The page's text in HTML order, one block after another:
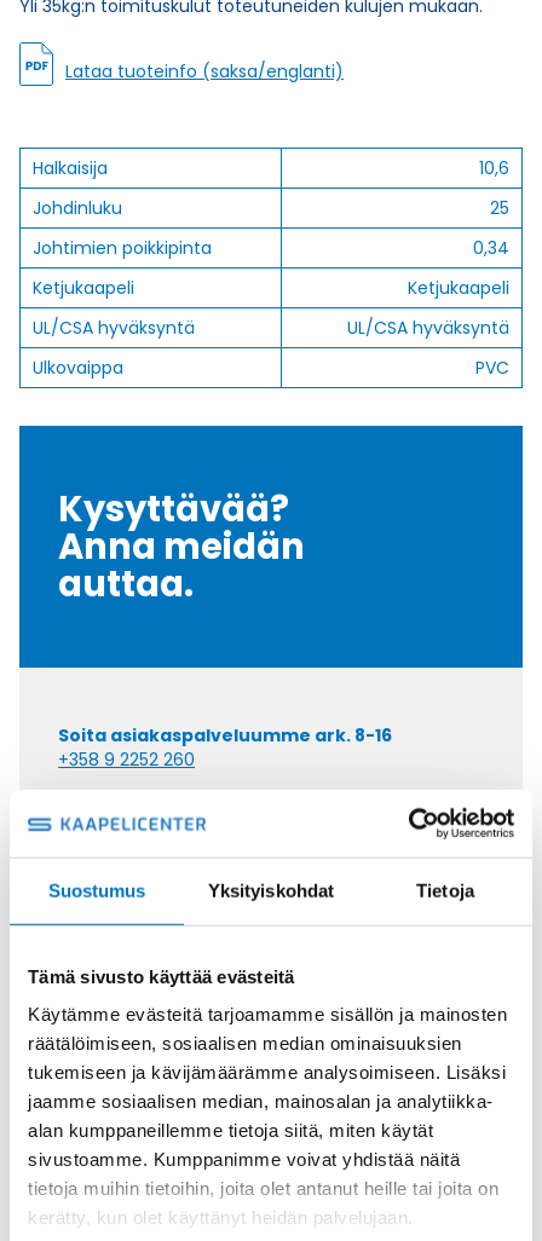
Suostumus Yksityiskohdat Tietoja
Tämä sivusto käyttää evästeitä
Käytämme evästeitä tarjoamamme sisällön ja mainosten
räätälöimiseen, sosiaalisen median ominaisuuksien
tukemiseen ja kävijämäärämme analysoimiseen. Lisäksi
jaamme sosiaalisen median, mainosalan ja analytiikka-
alan kumppaneillemme tietoja siitä, miten käytät
sivustoamme. Kumppanimme voivat yhdistää näitä
tietoja muihin tietoihin, joita olet antanut heille tai joita on
kerätty, kun olet käyttänyt heidän palvelujaan.
Yli 35kg:n toimituskulut toteutuneiden kulujen mukaan.
Lataa tuoteinfo (saksa/englanti)
Halkaisija
10,6
Johdinluku
25
Johtimien poikkipinta
0,34
Ketjukaapeli
Ketjukaapeli
UL/CSA hyväksyntä
UL/CSA hyväksyntä
Ulkovaippa
PVC
Kysyttävää?
Anna meidän
auttaa.
Soita asiakaspalveluumme ark. 8-16
+358 9 2252 260
Tai lähetä sähköpostia
Saman kaapelin eri versiot
Ketjukaapeli KAWEFLEX 6310 SK-
PVC UL/CSA 3X0,34 (AWG22)
Ketjukaapeli KAWEFLEX 6310 SK-